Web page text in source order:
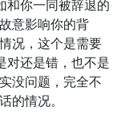
和你一同被辞退的
意影响你的背
况，这个是需要
对还是错，也不是
没问题，完全不
的情况。